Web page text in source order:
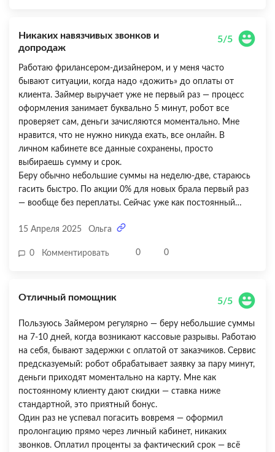
Никаких навязчивых звонков и
допродаж
5/5
Работаю фрилансером-дизайнером, и у меня часто
бывают ситуации, когда надо «дожить» до оплаты от
клиента. Займер выручает уже не первый раз — процесс
оформления занимает буквально 5 минут, робот все
проверяет сам, деньги зачисляются моментально. Мне
нравится, что не нужно никуда ехать, все онлайн. В
личном кабинете все данные сохранены, просто
выбираешь сумму и срок.
Беру обычно небольшие суммы на неделю-две, стараюсь
гасить быстро. По акции 0% для новых брала первый раз
— вообще без переплаты. Сейчас уже как постоянный
ощутима, если затянуть. Один момент напрягает — нет
помнить. Но зато никаких навязчивых звонков и
15 Апреля 2025 Ольга
0 Комментировать 0 0
Отличный помощник 5/5
Пользуюсь Займером регулярно — беру небольшие суммы
на 7-10 дней, когда возникают кассовые разрывы. Работаю
на себя, бывают задержки с оплатой от заказчиков. Сервис
предсказуемый: робот обрабатывает заявку за пару минут,
деньги приходят моментально на карту. Мне как
постоянному клиенту дают скидки — ставка ниже
стандартной, это приятный бонус.
Один раз не успевал погасить вовремя — оформил
пролонгацию прямо через личный кабинет, никаких
звонков. Оплатил проценты за фактический срок — всё